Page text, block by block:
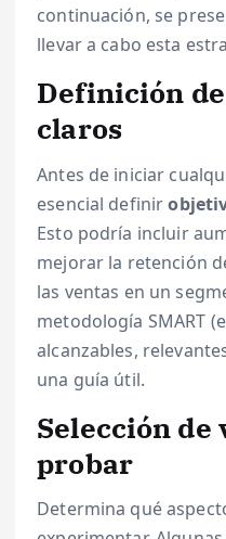
continuación, se
llevar a cabo esta
Definición
claros
Antes de iniciar
esencial definir
Esto podría incluir
mejorar la retención
las ventas en un
metodología SMART
alcanzables,
una guía útil.
Selección de
probar
Determina qué